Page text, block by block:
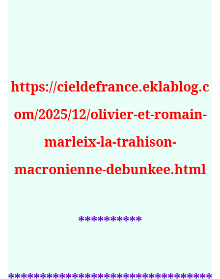
https://cieldefrance.eklablog.c
om/2025/12/olivier-et-romain-
marleix-la-trahison-
macronienne-debunkee.html
**********